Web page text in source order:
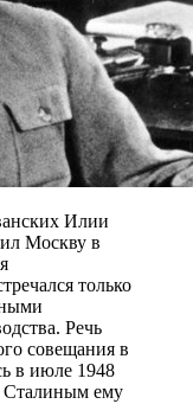
Илии
Москву в
только
Речь
совещания в
в июле 1948
Сталиным ему